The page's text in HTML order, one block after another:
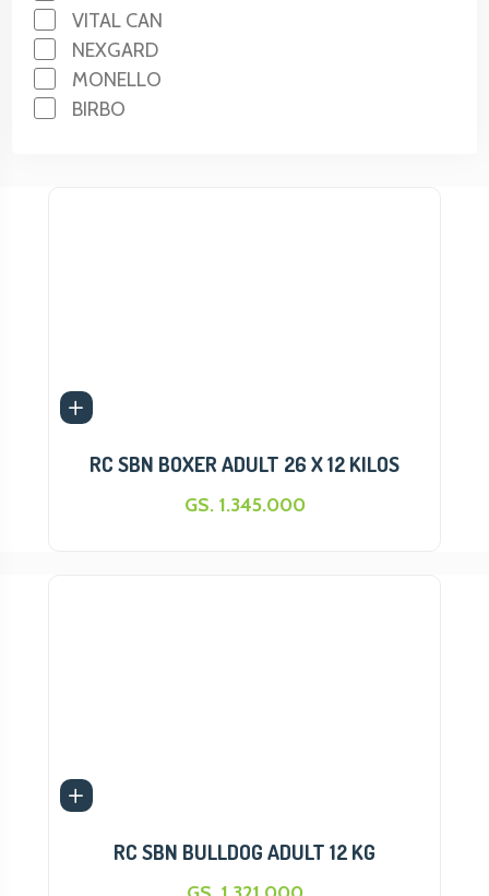
VITAL CAN
NEXGARD
MONELLO
BIRBO
RAZA
PRONTO DOG
PRONTO CAT
BRAVECTO
MV
OPTIMUN
RC SBN BOXER ADULT 26 X 12 KILOS
GS. 1.345.000
RC SBN BULLDOG ADULT 12 KG